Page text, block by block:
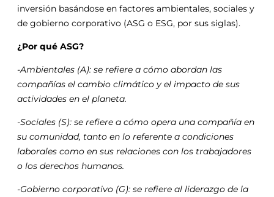
inversión basándose en factores ambientales, sociales y
de gobierno corporativo (ASG o ESG, por sus siglas).
¿Por qué ASG?
-Ambientales (A): se refiere a cómo abordan las
compañías el cambio climático y el impacto de sus
actividades en el planeta.
-Sociales (S): se refiere a cómo opera una compañía en
su comunidad, tanto en lo referente a condiciones
laborales como en sus relaciones con los trabajadores
o los derechos humanos.
-Gobierno corporativo (G): se refiere al liderazgo de la